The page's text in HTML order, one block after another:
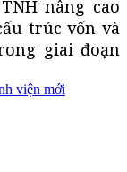
nâng cao
trúc vốn và
giai đoạn
viện mới